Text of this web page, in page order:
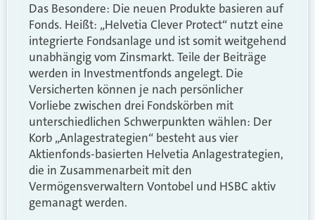
Das Besondere: Die neuen Produkte basieren auf
Fonds. Heißt: „Helvetia Clever Protect“ nutzt eine
integrierte Fondsanlage und ist somit weitgehend
unabhängig vom Zinsmarkt. Teile der Beiträge
werden in Investmentfonds angelegt. Die
Versicherten können je nach persönlicher
Vorliebe zwischen drei Fondskörben mit
unterschiedlichen Schwerpunkten wählen: Der
Korb „Anlagestrategien“ besteht aus vier
Aktienfonds-basierten Helvetia Anlagestrategien,
die in Zusammenarbeit mit den
Vermögensverwaltern Vontobel und HSBC aktiv
gemanagt werden.